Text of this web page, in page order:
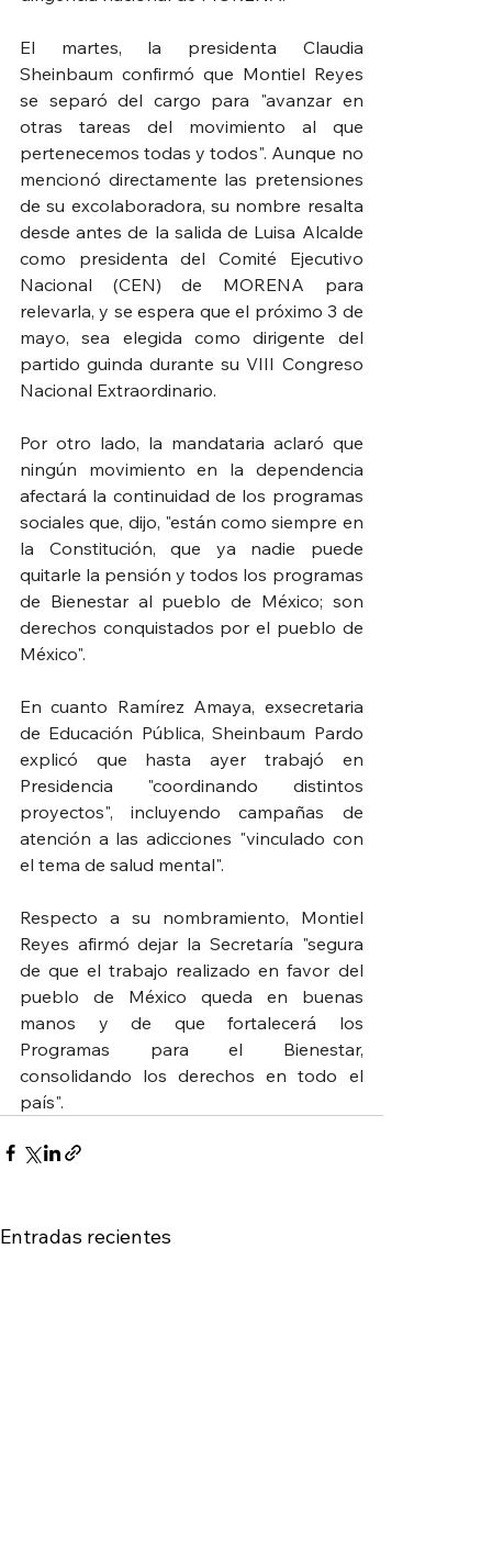
El martes, la presidenta Claudia
Sheinbaum confirmó que Montiel Reyes
se separó del cargo para "avanzar en
otras tareas del movimiento al que
pertenecemos todas y todos". Aunque no
mencionó directamente las pretensiones
de su excolaboradora, su nombre resalta
desde antes de la salida de Luisa Alcalde
como presidenta del Comité Ejecutivo
Nacional (CEN) de MORENA para
relevarla, y se espera que el próximo 3 de
mayo, sea elegida como dirigente del
partido guinda durante su VIII Congreso
Nacional Extraordinario.
Por otro lado, la mandataria aclaró que
ningún movimiento en la dependencia
afectará la continuidad de los programas
sociales que, dijo, "están como siempre en
la Constitución, que ya nadie puede
quitarle la pensión y todos los programas
de Bienestar al pueblo de México; son
derechos conquistados por el pueblo de
México".
En cuanto Ramírez Amaya, exsecretaria
de Educación Pública, Sheinbaum Pardo
explicó que hasta ayer trabajó en
Presidencia "coordinando distintos
proyectos", incluyendo campañas de
atención a las adicciones "vinculado con
el tema de salud mental".
Respecto a su nombramiento, Montiel
Reyes afirmó dejar la Secretaría "segura
de que el trabajo realizado en favor del
pueblo de México queda en buenas
manos y de que fortalecerá los
Programas para el Bienestar,
consolidando los derechos en todo el
país".
Entradas recientes